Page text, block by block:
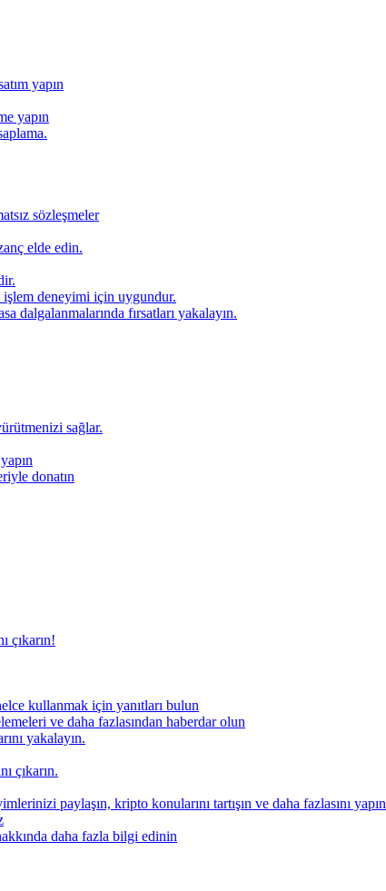
yapın
yapın
sözleşmeler
elde edin.
işlem deneyimi için uygundur.
dalgalanmalarında fırsatları yakalayın.
sağlar.
donatın
çıkarın!
kullanmak için yanıtları bulun
ve daha fazlasından haberdar olun
yakalayın.
çıkarın.
paylaşın, kripto konularını tartışın ve daha fazlasını yapın
daha fazla bilgi edinin